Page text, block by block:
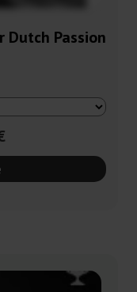
Dutch Passion